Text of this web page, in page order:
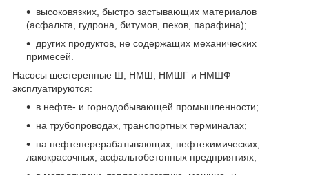
высоковязких, быстро застывающих материалов
(асфальта, гудрона, битумов, пеков, парафина);
других продуктов, не содержащих механических
примесей.
Насосы шестеренные Ш, НМШ, НМШГ и НМШФ
эксплуатируются:
в нефте- и горнодобывающей промышленности;
на трубопроводах, транспортных терминалах;
на нефтеперерабатывающих, нефтехимических,
лакокрасочных, асфальтобетонных предприятиях;